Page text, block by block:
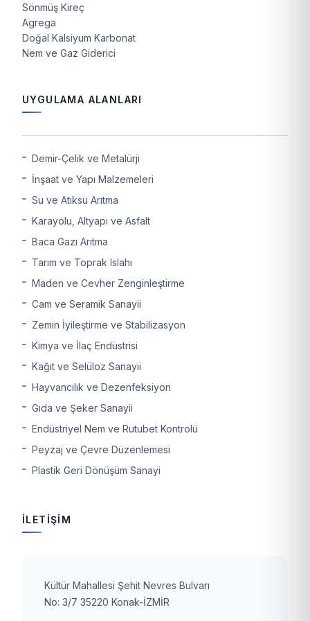
Sönmüş Kireç
Agrega
Doğal Kalsiyum Karbonat
Nem ve Gaz Giderici
UYGULAMA ALANLARI
Demir-Çelik ve Metalürji
İnşaat ve Yapı Malzemeleri
Su ve Atıksu Arıtma
Karayolu, Altyapı ve Asfalt
Baca Gazı Arıtma
Tarım ve Toprak Islahı
Maden ve Cevher Zenginleştirme
Cam ve Seramik Sanayii
Zemin İyileştirme ve Stabilizasyon
Kimya ve İlaç Endüstrisi
Kağıt ve Selüloz Sanayii
Hayvancılık ve Dezenfeksiyon
Gıda ve Şeker Sanayii
Endüstriyel Nem ve Rutubet Kontrolü
Peyzaj ve Çevre Düzenlemesi
Plastik Geri Dönüşüm Sanayi
İLETİŞİM
Kültür Mahallesi Şehit Nevres Bulvarı
No: 3/7 35220 Konak-İZMİR